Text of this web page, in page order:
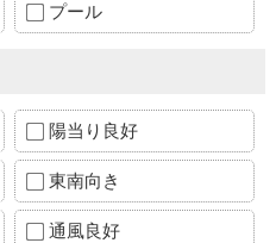
プール
陽当り良好
東南向き
通風良好